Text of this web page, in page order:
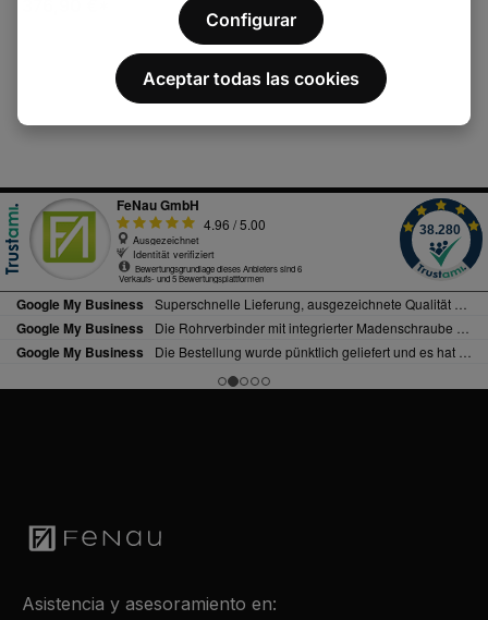
Asistencia y asesoramiento en:
Configurar
Aceptar todas las cookies